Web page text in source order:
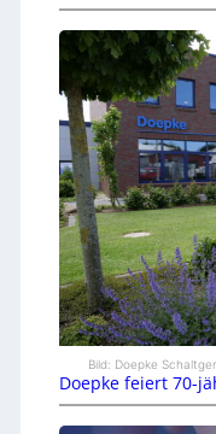
Bild: Doepke
Doepke feiert 70-